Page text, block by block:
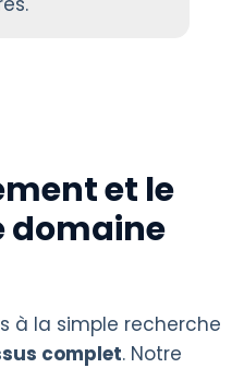
et le
domaine
à la simple recherche
complet. Notre